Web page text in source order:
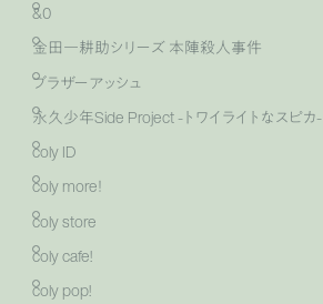
&0
金田一耕助シリーズ 本陣殺人事件
ブラザーアッシュ
永久少年Side Project -トワイライトなスピカ-
coly ID
coly more！
coly store
coly cafe!
coly pop!